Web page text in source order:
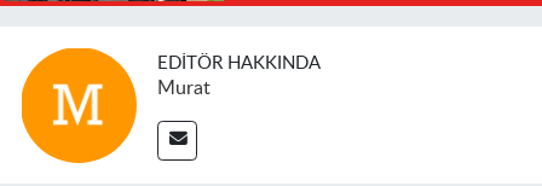
EDITÖR HAKKINDA
Murat